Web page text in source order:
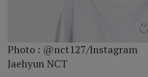
Photo : @nct127/Instagram
Jaehyun NCT